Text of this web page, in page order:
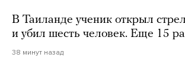
В Таиланде ученик открыл
и убил шесть человек. Еще 15
38 минут назад